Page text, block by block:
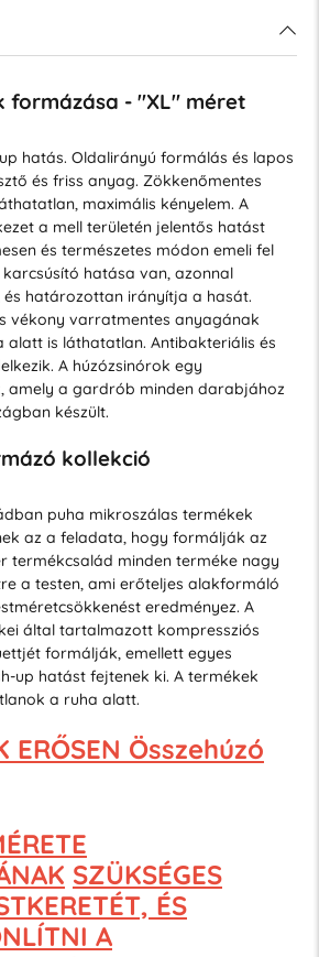
formázása - "XL" méret
hatás. Oldalirányú formálás és lapos
és friss anyag. Zökkenőmentes
maximális kényelem. A
a mell területén jelentős hatást
és természetes módon emeli fel
karcsúsító hatása van, azonnal
és határozottan irányítja a hasát.
vékony varratmentes anyagának
alatt is láthatatlan. Antibakteriális és
A húzózsinórok egy
amely a gardrób minden darabjához
készült.
kollekció
puha mikroszálas termékek
az a feladata, hogy formálják az
termékcsalád minden terméke nagy
a testen, ami erőteljes alakformáló
eredményez. A
által tartalmazott kompressziós
formálják, emellett egyes
up hatást fejtenek ki. A termékek
a ruha alatt.
ERŐSEN Összehúzó
SZÜKSÉGES
ÉS
A